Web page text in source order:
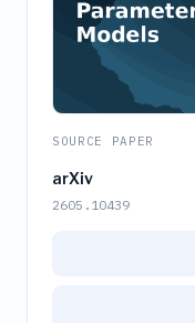
SOURCE PAPER
arXiv
2605.10439